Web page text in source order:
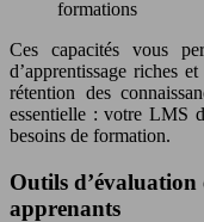
formations
Ces capacités vous
d’apprentissage riches
rétention des
essentielle : votre LMS
besoins de formation.
Outils d’évaluation
apprenants